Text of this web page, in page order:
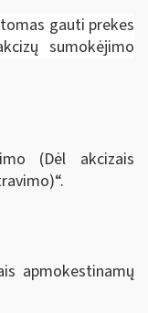
gauti prekes
sumokėjimo
(Dėl akcizais
apmokestinamų